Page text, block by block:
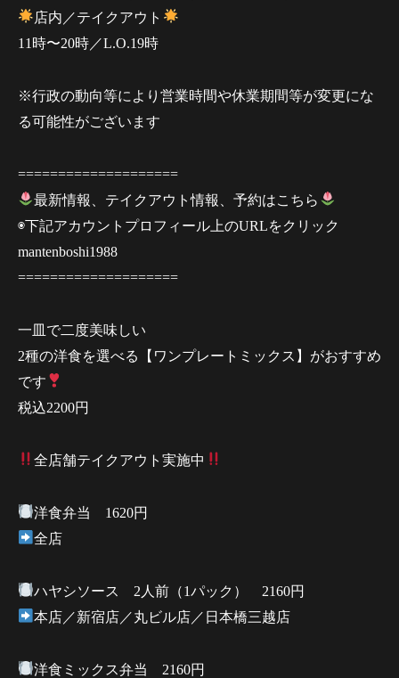
店内／テイクアウト
11時〜20時／L.O.19時
※行政の動向等により営業時間や休業期間等が変更にな
る可能性がございます
====================
最新情報、テイクアウト情報、予約はこちら
◉下記アカウントプロフィール上のURLをクリック
mantenboshi1988
====================
一皿で二度美味しい
2種の洋食を選べる【ワンプレートミックス】がおすすめ
です
税込2200円
全店舗テイクアウト実施中
洋食弁当 1620円
全店
ハヤシソース 2人前（1パック） 2160円
本店／新宿店／丸ビル店／日本橋三越店
洋食ミックス弁当 2160円